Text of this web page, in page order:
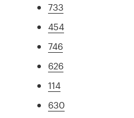
733
454
746
626
114
630